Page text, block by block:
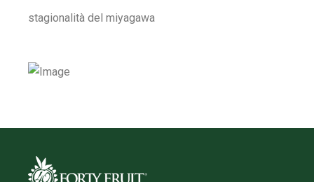
stagionalità del miyagawa